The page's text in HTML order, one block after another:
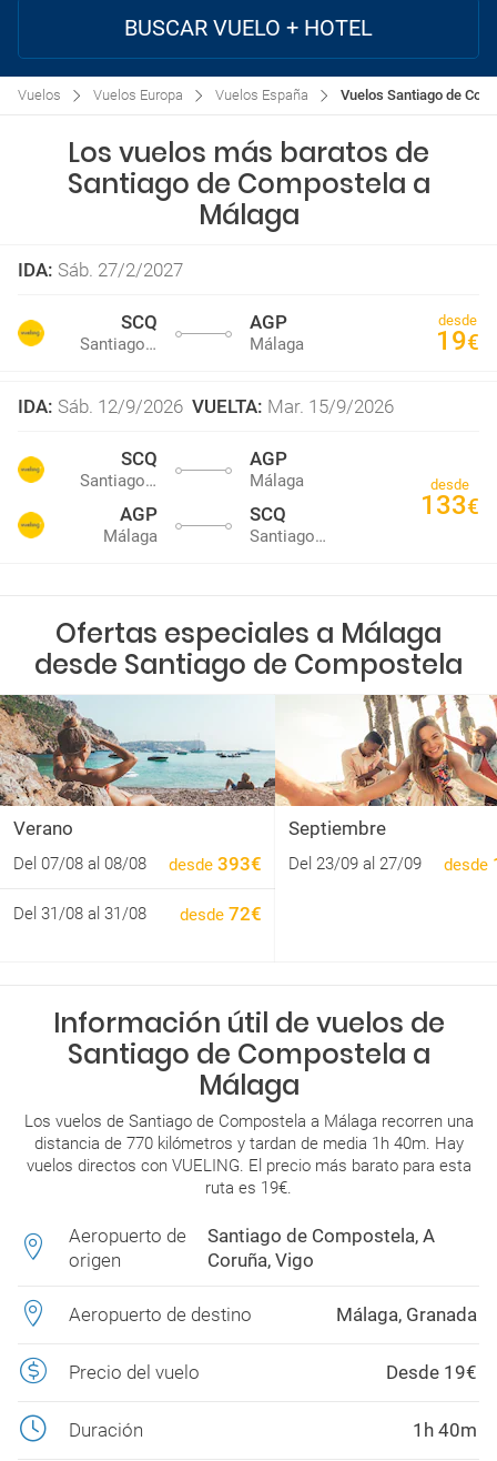
BUSCAR VUELO + HOTEL
Vuelos Vuelos Europa Vuelos España Vuelos Santiago de
Los vuelos más baratos de
Santiago de Compostela a
Málaga
IDA: Sáb. 27/2/2027
SCQ
Santiago de Compostela
AGP
Málaga
desde
19€
IDA: Sáb. 12/9/2026 VUELTA: Mar. 15/9/2026
SCQ
Santiago de Compostela
AGP
Málaga
AGP
Málaga
SCQ
Santiago de Compostela
desde
133€
Ofertas especiales a Málaga
desde Santiago de Compostela
Verano
Del 07/08 al 08/08 desde 393€
Del 31/08 al 31/08 desde 72€
Septiembre
Del 23/09 al 27/09 desde
Información útil de vuelos de
Santiago de Compostela a
Málaga
Los vuelos de Santiago de Compostela a Málaga recorren una
distancia de 770 kilómetros y tardan de media 1h 40m. Hay
vuelos directos con VUELING. El precio más barato para esta
ruta es 19€.
Aeropuerto de
origen
Santiago de Compostela, A
Coruña, Vigo
Aeropuerto de destino Málaga, Granada
Precio del vuelo Desde 19€
Duración 1h 40m